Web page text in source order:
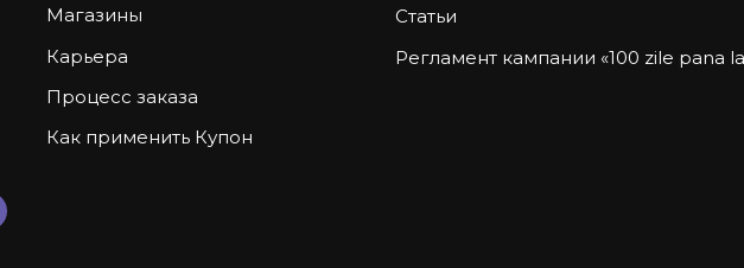
Магазины
Карьера
Процесс заказа
Как применить Купон
Статьи
Регламент кампании «100 zile pana la